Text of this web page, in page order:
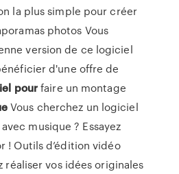
la plus simple pour créer
photos Vous
version de ce logiciel
d'une offre de
pourfaire un montage
Vous cherchez un logiciel
musique ? Essayez
! Outils d’édition vidéo
réaliser vos idées originales